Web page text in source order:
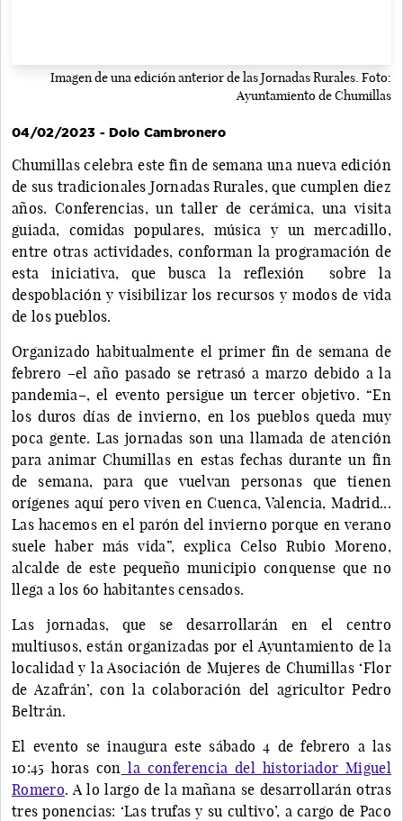
Imagen de una edición anterior de las Jornadas Rurales. Foto:
Ayuntamiento de Chumillas
04/02/2023 - Dolo Cambronero
Chumillas celebra este fin de semana una nueva edición
de sus tradicionales Jornadas Rurales, que cumplen diez
años. Conferencias, un taller de cerámica, una visita
guiada, comidas populares, música y un mercadillo,
entre otras actividades, conforman la programación de
esta iniciativa, que busca la reflexión sobre la
despoblación y visibilizar los recursos y modos de vida
de los pueblos.
Organizado habitualmente el primer fin de semana de
febrero –el año pasado se retrasó a marzo debido a la
pandemia–, el evento persigue un tercer objetivo. “En
los duros días de invierno, en los pueblos queda muy
poca gente. Las jornadas son una llamada de atención
para animar Chumillas en estas fechas durante un fin
de semana, para que vuelvan personas que tienen
orígenes aquí pero viven en Cuenca, Valencia, Madrid...
Las hacemos en el parón del invierno porque en verano
suele haber más vida”, explica Celso Rubio Moreno,
alcalde de este pequeño municipio conquense que no
llega a los 60 habitantes censados.
Las jornadas, que se desarrollarán en el centro
multiusos, están organizadas por el Ayuntamiento de la
localidad y la Asociación de Mujeres de Chumillas ‘Flor
de Azafrán’, con la colaboración del agricultor Pedro
Beltrán.
El evento se inaugura este sábado 4 de febrero a las
10:45 horas con la conferencia del historiador Miguel
Romero. A lo largo de la mañana se desarrollarán otras
tres ponencias: ‘Las trufas y su cultivo’, a cargo de Paco